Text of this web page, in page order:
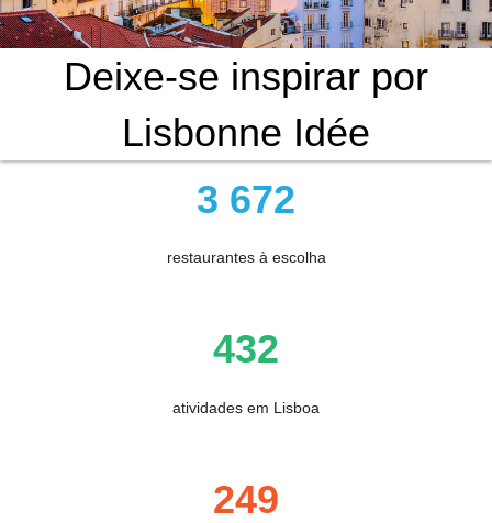
Deixe-se inspirar por
Lisbonne Idée
3 672
restaurantes à escolha
432
atividades em Lisboa
249